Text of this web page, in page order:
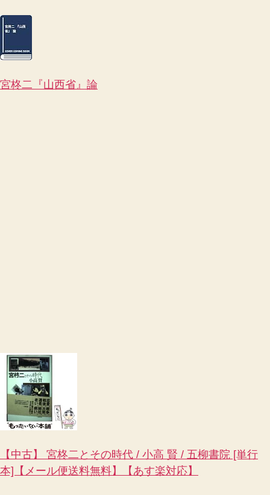
宮柊二『山西省』論
【中古】 宮柊二とその時代 / 小高 賢 / 五柳書院 [単行
本]【メール便送料無料】【あす楽対応】